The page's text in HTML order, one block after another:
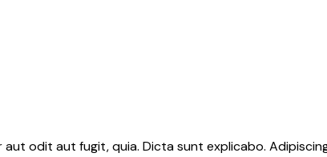
odit aut fugit, quia. Dicta sunt explicabo.